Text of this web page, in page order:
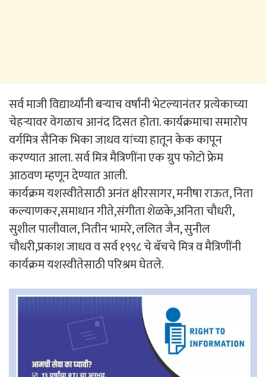
सर्व माजी विद्यार्थ्यांनी बऱ्याच वर्षांनी भेटल्यानंतर प्रत्येकाच्या
चेहऱ्यावर वेगळाच आनंद दिसत होता. कार्यक्रमाचा समारोप
वर्गमित्र सैनिक भिका जाधव यांच्या हातून केक कापून
करण्यात आला. सर्व मित्र मैत्रिणींना एक ग्रुप फोटो फ्रेम
आठवण म्हणून देण्यात आली.
कार्यक्रम यशस्वीतेसाठी अनंत क्षीरसागर, मनीषा राऊत, निता
कल्याणकर,समाधान गीते,संगीता शेळके,अनिता चौधरी,
सुशील पालीवाल, नितीन भामरे, ललित जैन, सुनील
चौधरी,प्रकाश जाधव व सर्व १९९८ चे बॅचचे मित्र व मैत्रिणींनी